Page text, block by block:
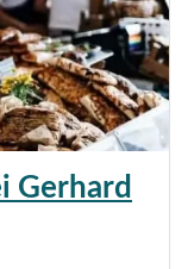
Gerhard